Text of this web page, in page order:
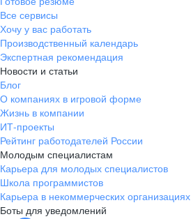
Все сервисы
Хочу у вас работать
Производственный календарь
Экспертная рекомендация
Новости и статьи
Блог
О компаниях в игровой форме
Жизнь в компании
ИТ-проекты
Рейтинг работодателей России
Молодым специалистам
Карьера для молодых специалистов
Школа программистов
Карьера в некоммерческих организациях
Боты для уведомлений